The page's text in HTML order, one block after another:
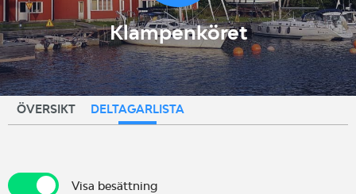
Klampenköret
ÖVERSIKT DELTAGARLISTA
Visa besättningVisa besättning